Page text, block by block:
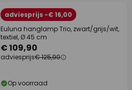
adviesprijs -€ 16,00
Euluna hanglamp Trio, zwart/grijs/wit,
textiel, Ø 45 cm
€ 109,90
adviesprijs€ 125,90
Op voorraad